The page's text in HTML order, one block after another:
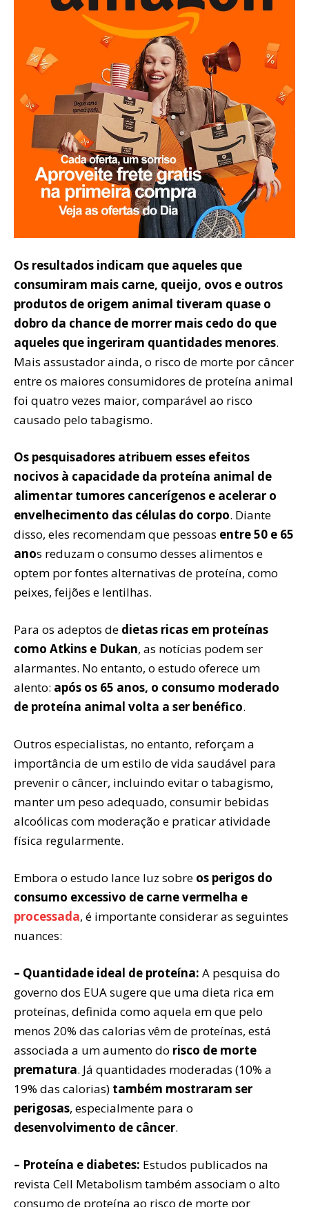
Os resultados indicam que aqueles que
consumiram mais carne, queijo, ovos e outros
produtos de origem animal tiveram quase o
dobro da chance de morrer mais cedo do que
aqueles que ingeriram quantidades menores.
Mais assustador ainda, o risco de morte por câncer
entre os maiores consumidores de proteína animal
foi quatro vezes maior, comparável ao risco
causado pelo tabagismo.
Os pesquisadores atribuem esses efeitos
nocivos à capacidade da proteína animal de
alimentar tumores cancerígenos e acelerar o
envelhecimento das células do corpo. Diante
disso, eles recomendam que pessoas entre 50 e 65
anos reduzam o consumo desses alimentos e
optem por fontes alternativas de proteína, como
peixes, feijões e lentilhas.
Para os adeptos de dietas ricas em proteínas
como Atkins e Dukan, as notícias podem ser
alarmantes. No entanto, o estudo oferece um
alento: após os 65 anos, o consumo moderado
de proteína animal volta a ser benéfico.
Outros especialistas, no entanto, reforçam a
importância de um estilo de vida saudável para
prevenir o câncer, incluindo evitar o tabagismo,
manter um peso adequado, consumir bebidas
alcoólicas com moderação e praticar atividade
física regularmente.
Embora o estudo lance luz sobre os perigos do
consumo excessivo de carne vermelha e
processada, é importante considerar as seguintes
nuances:
– Quantidade ideal de proteína: A pesquisa do
governo dos EUA sugere que uma dieta rica em
proteínas, definida como aquela em que pelo
menos 20% das calorias vêm de proteínas, está
associada a um aumento do risco de morte
prematura. Já quantidades moderadas (10% a
19% das calorias) também mostraram ser
perigosas, especialmente para o
desenvolvimento de câncer.
– Proteína e diabetes: Estudos publicados na
revista Cell Metabolism também associam o alto
consumo de proteína ao risco de morte por